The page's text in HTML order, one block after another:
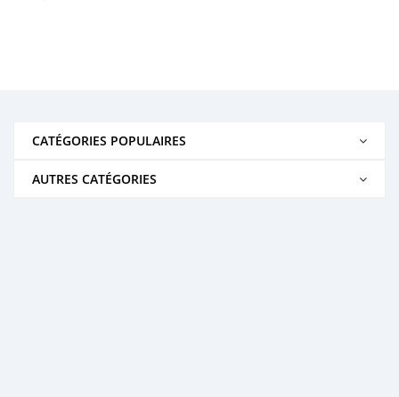
CATÉGORIES POPULAIRES
AUTRES CATÉGORIES